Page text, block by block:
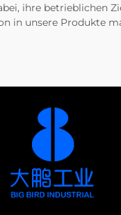
ihre betrieblichen
in unsere Produkte